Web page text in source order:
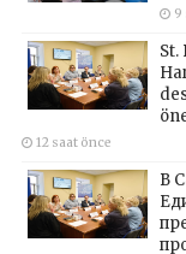
9
St.
12 saat önce
В